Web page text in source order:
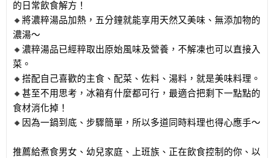
的日常飲食解方！
🔸將濃粹湯品加熱，五分鐘就能享用天然又美味、無添加物的
濃湯～
🔸濃粹湯品已經粹取出原始風味及營養，不解凍也可以直接入
菜。
🔸搭配自己喜歡的主食、配菜、佐料、湯料，就是美味料理。
🔸甚至不用思考，冰箱有什麼都可行，最適合把剩下一點點的
食材消化掉！
🔸因為一鍋到底、步驟簡單，所以多道同時料理也得心應手～
推薦給煮食男女、幼兒家庭、上班族、正在飲食控制的你、以